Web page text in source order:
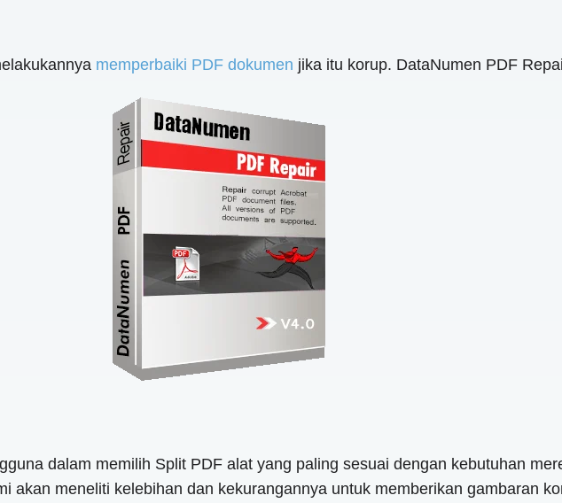
memperbaiki PDF dokumen jika itu korup. DataNumen PDF
dalam memilih Split PDF alat yang paling sesuai dengan kebutuhan
akan meneliti kelebihan dan kekurangannya untuk memberikan gambaran